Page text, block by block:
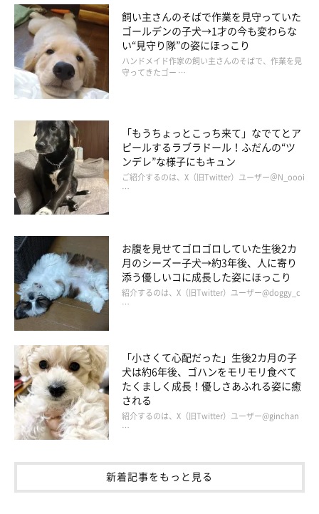
飼い主さんのそばで作業を見守っていた
ゴールデンの子犬→1才の今も変わらな
い“見守り隊”の姿にほっこり
ハンドメイド作家の飼い主さんのそばで、作業を見
守ってきたゴー …
「もうちょっとこっち来て」なでてとア
ピールするラブラドール！ふだんの“ツ
ンデレ”な様子にもキュン
ご紹介するのは、X（旧Twitter）ユーザー＠N_oooi
…
お腹を見せてゴロゴロしていた生後2カ
月のシーズー子犬→約3年後、人に寄り
添う優しいコに成長した姿にほっこり
紹介するのは、X（旧Twitter）ユーザー@doggy_c
…
「小さくて心配だった」生後2カ月の子
犬は約6年後、ゴハンをモリモリ食べて
たくましく成長！優しさあふれる姿に癒
される
紹介するのは、X（旧Twitter）ユーザー@ginchan
…
新着記事をもっと見る